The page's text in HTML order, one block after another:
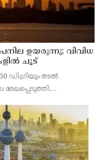
ഉയരുന്നു; വിവിധ
ചൂട്
ഡിഗ്രിയും അല്‍
രേഖപ്പെടുത്തി.